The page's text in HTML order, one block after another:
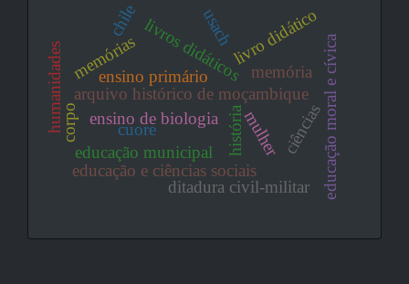
arquivo histórico de moçambique
história
memória
ensino de biologia
livros didáticos
educação e ciências sociais
educação municipal educação moral e cívica
livro didático
ditadura civil-militar
mulher
ensino primário
ciências
memórias
humanidades
chile usach
cuore
corpo